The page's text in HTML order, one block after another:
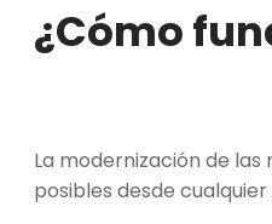
¿Cómo
La modernización de
posibles desde